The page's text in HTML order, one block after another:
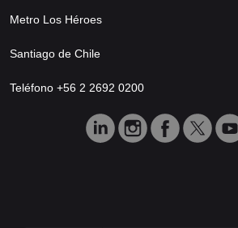
Metro Los Héroes
Santiago de Chile
Teléfono +56 2 2692 0200